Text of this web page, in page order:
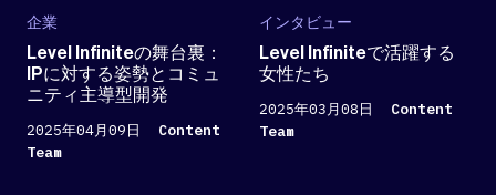
企業
Level Infiniteの舞台裏：
IPに対する姿勢とコミュ
ニティ主導型開発
2025年04月09日
Content
Team
インタビュー
Level Infiniteで活躍する
女性たち
2025年03月08日
Content
Team